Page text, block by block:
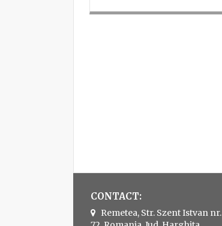
CONTACT:
Remetea, Str. Szent Istvan nr.